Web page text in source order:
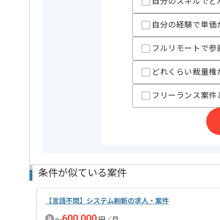
自分の経験で単
フルリモートで
どれくらい裁量
フリーランス案
条件が似ている案件
【言語不問】システム刷新の求人・案件